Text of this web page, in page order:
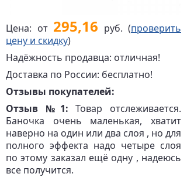
Цена: от 295,16 руб. (проверить
цену и скидку)
Надёжность продавца: отличная!
Доставка по России: бесплатно!
Отзывы покупателей:
Отзыв №1: Товар отслеживается.
Баночка очень маленькая, хватит
наверно на один или два слоя , но для
полного эффекта надо четыре слоя
по этому заказал ещё одну , надеюсь
все получится.